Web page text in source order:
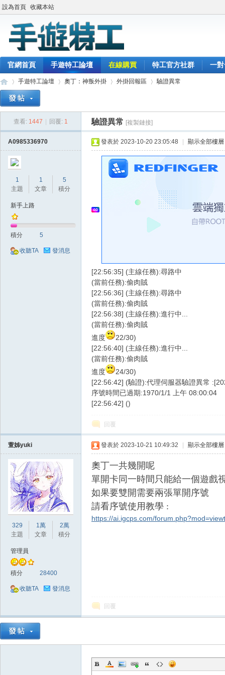
設為首頁 收藏本站
官網首頁 手遊特工論壇 在線購買 特工官方社群 一
手遊特工論壇
›
奧丁：神叛外掛
›
外掛回報區
›
驗證異常
查看: 1447 回覆: 1 驗證異常 [複製鏈接]
A0985336970
1
主題
1
文章
5
積分
新手上路
積分 5
收聽TA 發消息
發表於 2023-10-20 23:05:48 顯示全部樓層
[22:56:35] (主線任務):尋路中
(當前任務):偷肉賊
[22:56:36] (主線任務):尋路中
(當前任務):偷肉賊
[22:56:38] (主線任務):進行中...
(當前任務):偷肉賊
進度
22/30)
[22:56:40] (主線任務):進行中...
(當前任務):偷肉賊
進度
24/30)
[22:56:42] (驗證):代理伺服器驗證異常
序號時間已過期:1970/1/1 上午 08:00:04
[22:56:42] ()
回覆
萱姊yuki
329
主題
1萬
文章
2萬
積分
管理員
積分 28400
收聽TA 發消息
發表於 2023-10-21 10:49:32 顯示全部樓層
奧丁一共幾開呢
單開卡同一時間只能給一個遊戲
如果要雙開需要兩張單開序號
請看序號使用教學 :
https://ai.igcps.com/
回覆